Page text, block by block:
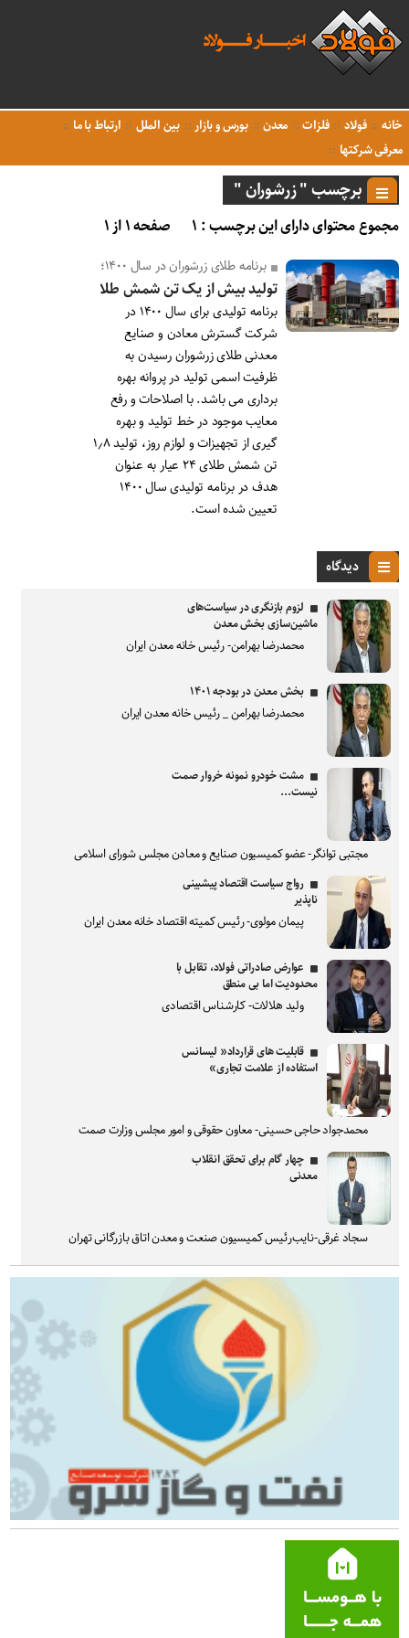
خانه فولاد فلزات معدن بورس و بازار بین الملل
ارتباط با ما
معرفی شرکتها
برچسب " زرشوران "
مجموع محتوای دارای این برچسب : ۱ صفحه ۱ از ۱
برنامه‌ طلاى زرشوران در سال ۱۴۰۰؛
تولید بیش از یک تن شمش طلا
برنامه تولیدی برای سال ۱۴۰۰ در
شرکت گسترش معادن و صنایع
معدنی طلای زرشوران رسیدن به
ظرفیت اسمی تولید در پروانه بهره
برداری می باشد. با اصلاحات و رفع
معایب موجود در خط تولید و بهره
گیری از تجهیزات و لوازم روز، تولید ۱٫۸
تن شمش طلای ۲۴ عیار به عنوان
هدف در برنامه تولیدی سال ۱۴۰۰
تعیین شده است.
دیدگاه
لزوم بازنگری در سیاست‌های
ماشین‌سازی بخش معدن
محمدرضا بهرامن- رئیس خانه معدن ایران
بخش معدن در بودجه ۱۴۰۱
محمدرضا بهرامن _ رئیس خانه معدن ایران
مشت خودرو نمونه خروار صمت
نیست...
مجتبی توانگر- عضو کمیسیون صنایع و معادن مجلس شورای اسلامی
رواج سیاست اقتصاد پیشبینی
ناپذیر
پیمان مولوی- رئیس کمیته اقتصاد خانه معدن ایران
عوارض صادراتی فولاد، تقابل با
محدودیت اما بی منطق
ولید هلالات- کارشناس اقتصادی
قابلیت های قرارداد« لیسانس
استفاده از علامت تجاری»
محمدجواد حاجی حسینی- معاون حقوقی و امور مجلس وزارت صمت
چهار گام برای تحقق انقلاب
معدنی
سجاد غرقی-نایب‌رئیس کمیسیون صنعت و معدن اتاق بازرگانی تهران